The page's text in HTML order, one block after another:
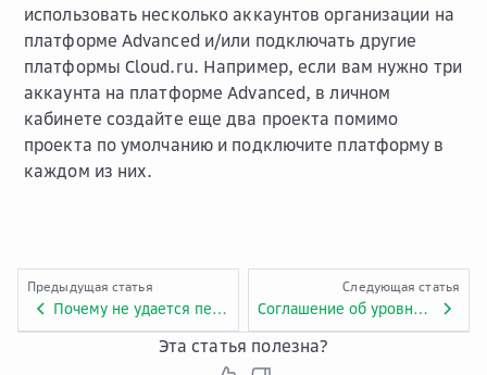
использовать несколько аккаунтов организации на
платформе Advanced и/или подключать другие
платформы Cloud.ru. Например, если вам нужно три
аккаунта на платформе Advanced, в личном
кабинете создайте еще два проекта помимо
проекта по умолчанию и подключите платформу в
каждом из них.
Предыдущая статья
Почему не удается перейти из личного кабинета в консоль управления Advanced?
Следующая статья
Соглашение об уровне предоставления услуг Advanced
Эта статья полезна?